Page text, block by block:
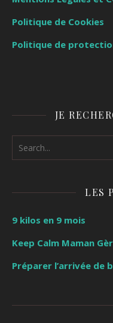
Politique de Cookies
Politique de
JE
LES
9 kilos en 9 mois
Keep Calm Maman
Préparer l’arrivée de